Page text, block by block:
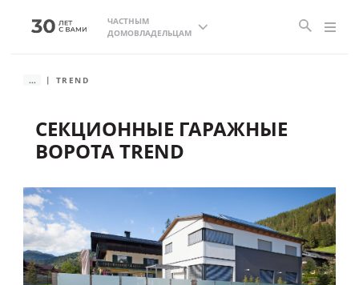
ЧАСТНЫМ
ДОМОВЛАДЕЛЬЦАМ
СЕКЦИОННЫЕ ГАРАЖНЫЕ
ВОРОТА TREND
... TREND